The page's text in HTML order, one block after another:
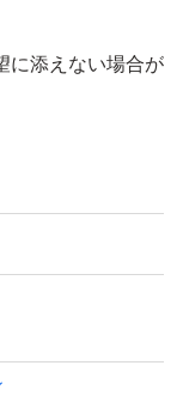
に添えない場合が